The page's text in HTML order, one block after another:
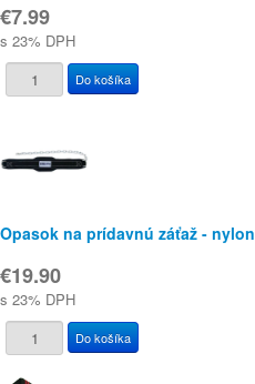
€7.99
s 23% DPH
Opasok na prídavnú záťaž - nylon
€19.90
s 23% DPH